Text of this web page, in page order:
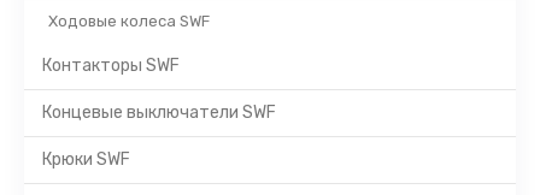
Ходовые колеса SWF
Контакторы SWF
Концевые выключатели SWF
Крюки SWF